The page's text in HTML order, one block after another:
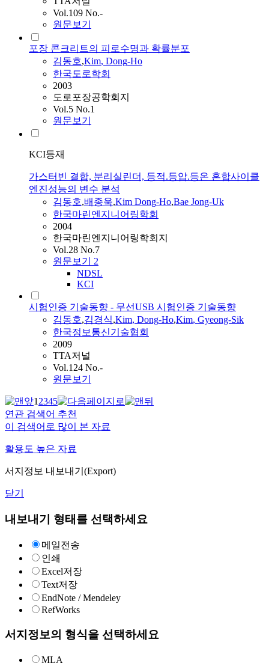
Vol.109 No.-
원문보기
포장 콘크리트의 피로수명과 확률분포
김동호,Kim, Dong-Ho
한국도로학회
2003
도로포장공학회지
Vol.5 No.1
원문보기
KCI등재
가스터빈 결합, 분리실린더, 등적.등압.등온 혼합사이클
엔진성능의 변수 분석
김동호,배종욱,Kim Dong-Ho,Bae Jong-Uk
한국마린엔지니어링학회
2004
한국마린엔지니어링학회지
Vol.28 No.7
원문보기 2
NDSL
KCI
시험인증 기술동향 - 무선USB 시험인증 기술동향
김동호,김경식,Kim, Dong-Ho,Kim, Gyeong-Sik
한국정보통신기술협회
2009
TTA저널
Vol.124 No.-
원문보기
12345
연관 검색어 추천
이 검색어로 많이 본 자료
활용도 높은 자료
서지정보 내보내기(Export)
닫기
내보내기 형태를 선택하세요
메일전송
인쇄
Excel저장
Text저장
EndNote / Mendeley
RefWorks
서지정보의 형식을 선택하세요
MLA